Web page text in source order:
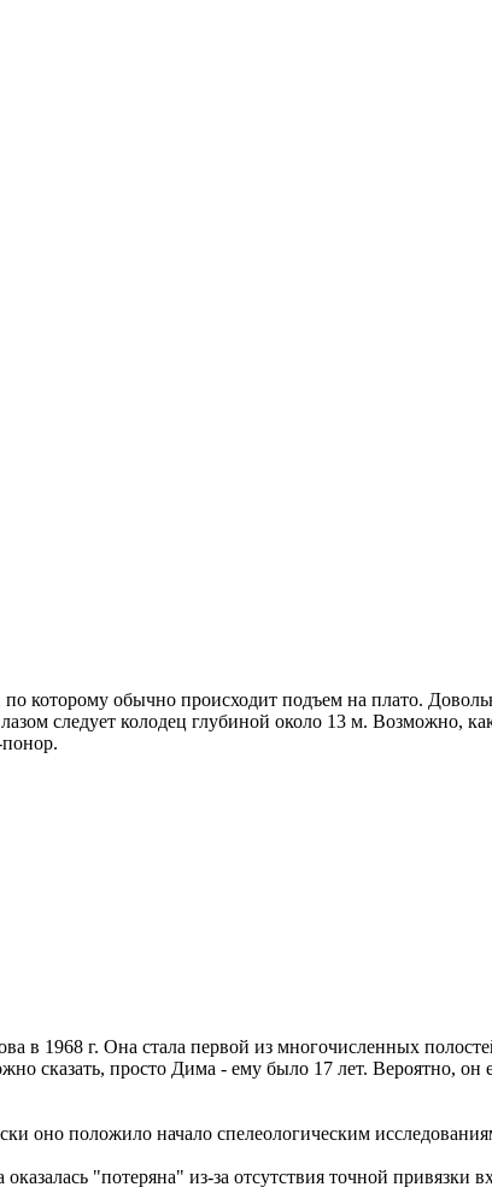
которому обычно происходит подъем на плато.
следует колодец глубиной около 13 м. Возможно,
в 1968 г. Она стала первой из многочисленных
сказать, просто Дима - ему было 17 лет. Вероятно,
положило начало спелеологическим
"потеряна" из-за отсутствия точной привязки